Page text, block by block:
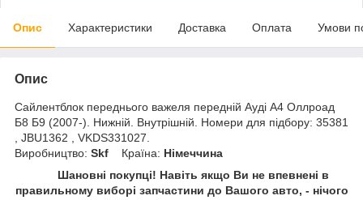
Опис Характеристики Доставка Оплата Умови
Опис
Сайлентблок переднього важеля передній Ауді А4 Оллроад
Б8 Б9 (2007-). Нижній. Внутрішній. Номери для підбору: 35381
, JBU1362 , VKDS331027.
Виробництво: Skf Країна: Німеччина
Шановні покупці! Навіть якщо Ви не впевнені в
правильному виборі запчастини до Вашого авто, - нічого